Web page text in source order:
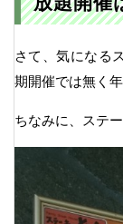
さて、気になる
期開催では無く
ちなみに、ステ